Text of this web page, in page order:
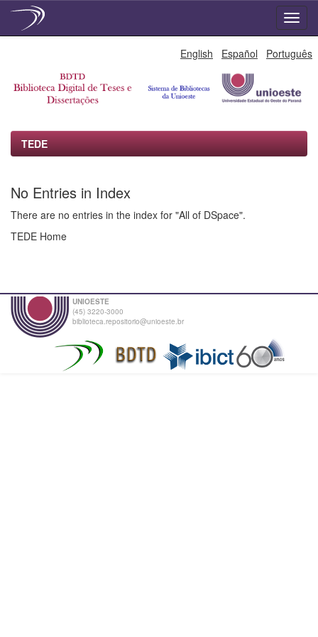
English Español Português
TEDE
No Entries in Index
There are no entries in the index for "All of DSpace".
TEDE Home
UNIOESTE
(45) 3220-3000
biblioteca.repositorio@unioeste.br